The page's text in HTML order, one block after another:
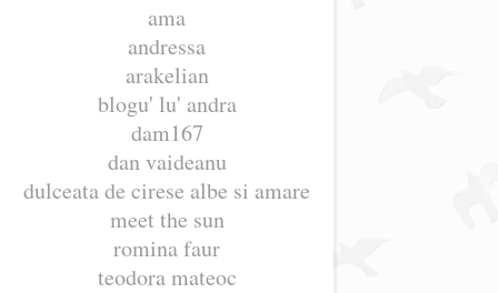
ama
andressa
arakelian
blogu' lu' andra
dam167
dan vaideanu
dulceata de cirese albe si amare
meet the sun
romina faur
teodora mateoc